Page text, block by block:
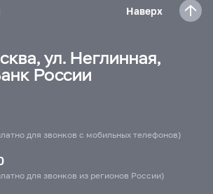
Наверх
ул. Неглинная,
России
для звонков с мобильных телефонов)
для звонков из регионов России)